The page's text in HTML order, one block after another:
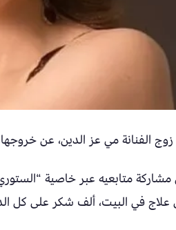
زوج الفنانة مي عز الدين، عن
متابعيه عبر خاصية
في البيت، ألف شكر على كل